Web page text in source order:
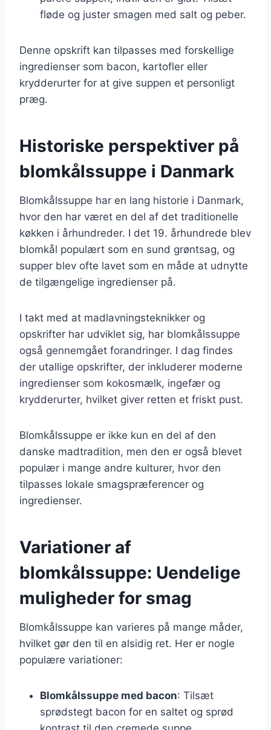
fløde og juster smagen med salt og peber.
Denne opskrift kan tilpasses med forskellige
ingredienser som bacon, kartofler eller
krydderurter for at give suppen et personligt
præg.
Historiske perspektiver på
blomkålssuppe i Danmark
Blomkålssuppe har en lang historie i Danmark,
hvor den har været en del af det traditionelle
køkken i århundreder. I det 19. århundrede blev
blomkål populært som en sund grøntsag, og
supper blev ofte lavet som en måde at udnytte
de tilgængelige ingredienser på.
I takt med at madlavningsteknikker og
opskrifter har udviklet sig, har blomkålssuppe
også gennemgået forandringer. I dag findes
der utallige opskrifter, der inkluderer moderne
ingredienser som kokosmælk, ingefær og
krydderurter, hvilket giver retten et friskt pust.
Blomkålssuppe er ikke kun en del af den
danske madtradition, men den er også blevet
populær i mange andre kulturer, hvor den
tilpasses lokale smagspræferencer og
ingredienser.
Variationer af
blomkålssuppe: Uendelige
muligheder for smag
Blomkålssuppe kan varieres på mange måder,
hvilket gør den til en alsidig ret. Her er nogle
populære variationer:
Blomkålssuppe med bacon: Tilsæt
sprødstegt bacon for en saltet og sprød